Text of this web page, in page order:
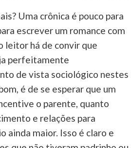
Uma crônica é pouco para
escrever um romance com
leitor há de convir que
perfeitamente
de vista sociológico nestes
é de se esperar que um
o parente, quanto
e relações para
ainda maior. Isso é claro e